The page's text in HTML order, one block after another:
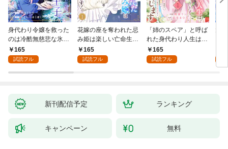
身代わり令嬢を救った
のは冷酷無慈悲な氷の
王子の愛でした１
165
試読フル
花嫁の座を奪われた忌
み姫は楽しい亡命生活
はじめます！１
165
試読フル
「姉のスペア」と呼ば
れた身代わり人生は、
今日でやめることにし
ます～辺境で自由を満
165
試読フル
新刊配信予定 ランキング
キャンペーン 無料